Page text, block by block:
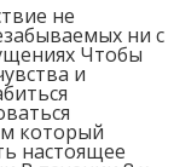
не
ни с
Чтобы
и
который
настоящее